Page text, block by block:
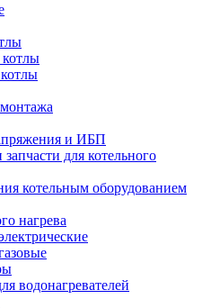
и ИБП
для котельного
котельным оборудованием
нагрева
водонагревателей